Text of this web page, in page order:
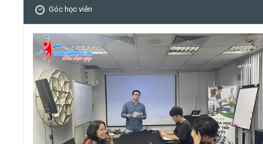
Góc học viên